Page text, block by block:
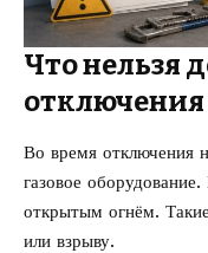
Что нельзя
отключения
Во время отключения
газовое
открытым огнём.
или взрыву.